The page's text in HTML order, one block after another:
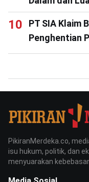
PT SIA Klaim
Penghentian
PikiranMerdeka.co,
isu hukum, politik, dan
menyuarakan